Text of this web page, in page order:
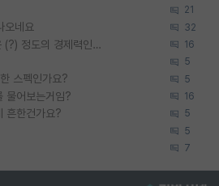
21
오네요 32
박사진학하기에 2억은 괜찮은 (?) 정도의 경제력인가요 16
5
스펙인가요? 5
물어보는거임? 16
흔한건가요? 5
5
7